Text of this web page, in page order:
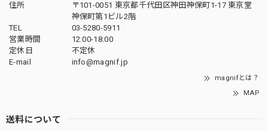
住所
〒101-0051 東京都千代田区神田神保町1-17 東京堂
神保町第1ビル2階
TEL
03-5280-5911
営業時間
12:00-18:00
定休日
不定休
E-mail
info@magnif.jp
magnifとは？
MAP
送料について